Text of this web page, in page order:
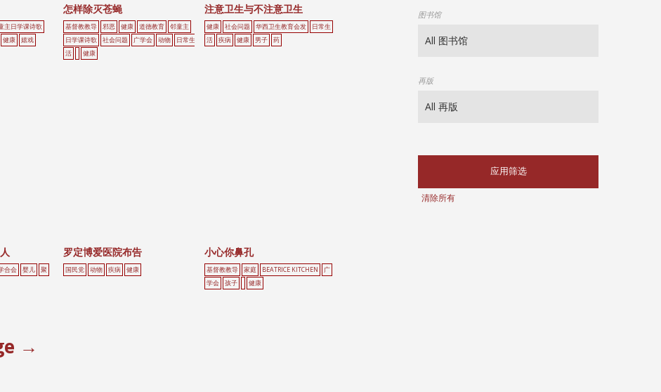
主日学课诗歌
健康 嬉戏
怎样除灭苍蝇
基督教教导 邪恶 健康 道德教育
邻童主
日学课诗歌
社会问题 广学会 动物
日常生
活
健康
注意卫生与不注意卫生
健康 社会问题 华西卫生教育会发
日常生
活
疾病 健康 男子 药
合会 婴儿
聚
罗定博爱医院布告
国民党 动物 疾病 健康
小心你鼻孔
基督教教导 家庭 BEATRICE KITCHEN
广
学会
孩子 健康
→
图书馆
再版
应用筛选
清除所有